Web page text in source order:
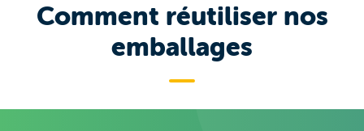
Comment réutiliser nos
emballages